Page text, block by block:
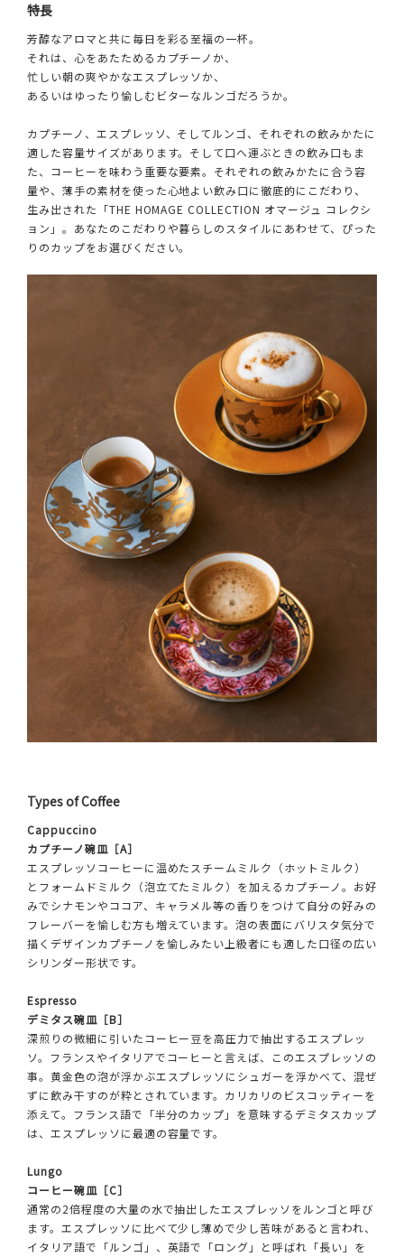
特長
芳醇なアロマと共に毎日を彩る至福の一杯。
それは、心をあたためるカプチーノか、
忙しい朝の爽やかなエスプレッソか、
あるいはゆったり愉しむビターなルンゴだろうか。
カプチーノ、エスプレッソ、そしてルンゴ、それぞれの飲みかたに
適した容量サイズがあります。そして口へ運ぶときの飲み口もま
た、コーヒーを味わう重要な要素。それぞれの飲みかたに合う容
量や、薄手の素材を使った心地よい飲み口に徹底的にこだわり、
生み出された「THE HOMAGE COLLECTION オマージュ コレクシ
ョン」。あなたのこだわりや暮らしのスタイルにあわせて、ぴった
りのカップをお選びください。
Types of Coffee
Cappuccino
カプチーノ碗皿［A］
エスプレッソコーヒーに温めたスチームミルク（ホットミルク）
とフォームドミルク（泡立てたミルク）を加えるカプチーノ。お好
みでシナモンやココア、キャラメル等の香りをつけて自分の好みの
フレーバーを愉しむ方も増えています。泡の表面にバリスタ気分で
描くデザインカプチーノを愉しみたい上級者にも適した口径の広い
シリンダー形状です。
Espresso
デミタス碗皿［B］
深煎りの微細に引いたコーヒー豆を高圧力で抽出するエスプレッ
ソ。フランスやイタリアでコーヒーと言えば、このエスプレッソの
事。黄金色の泡が浮かぶエスプレッソにシュガーを浮かべて、混ぜ
ずに飲み干すのが粋とされています。カリカリのビスコッティーを
添えて。フランス語で「半分のカップ」を意味するデミタスカップ
は、エスプレッソに最適の容量です。
Lungo
コーヒー碗皿［C］
通常の2倍程度の大量の水で抽出したエスプレッソをルンゴと呼び
ます。エスプレッソに比べて少し薄めで少し苦味があると言われ、
イタリア語で「ルンゴ」、英語で「ロング」と呼ばれ「長い」を